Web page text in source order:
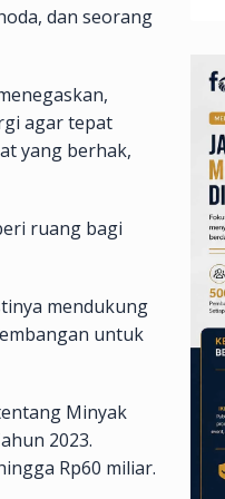
dan seorang
agar tepat
yang berhak,
ruang bagi
mendukung
untuk
Minyak
2023.
Rp60 miliar.